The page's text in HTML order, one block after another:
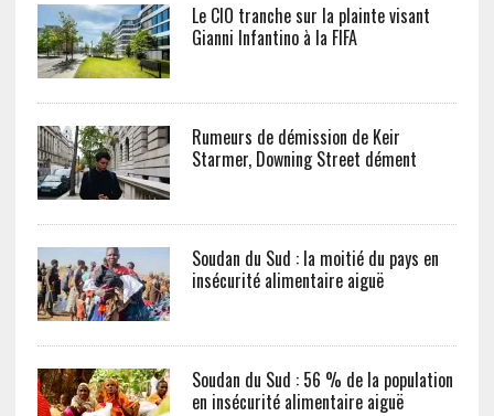
Le CIO tranche sur la plainte visant
Gianni Infantino à la FIFA
Rumeurs de démission de Keir
Starmer, Downing Street dément
Soudan du Sud : la moitié du pays en
insécurité alimentaire aiguë
Soudan du Sud : 56 % de la population
en insécurité alimentaire aiguë